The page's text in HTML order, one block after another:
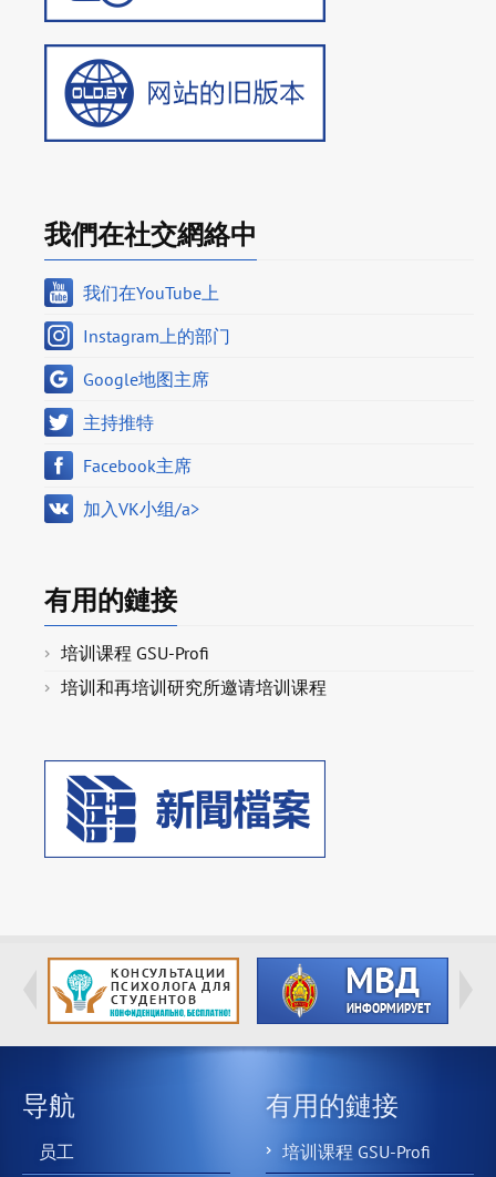
我們在社交網絡中
我们在YouTube上
Instagram上的部门
Google地图主席
主持推特
Facebook主席
加入VK小组/a>
有用的鏈接
培训课程 GSU-Profi
培训和再培训研究所邀请培训课程
导航
员工
有用的鏈接
培训课程 GSU-Profi